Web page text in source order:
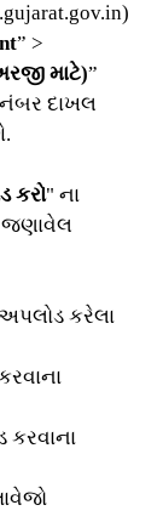
” >
માટે)”
દાખલ
કરો" ના
જણાવેલ
અપલોડ કરેલા